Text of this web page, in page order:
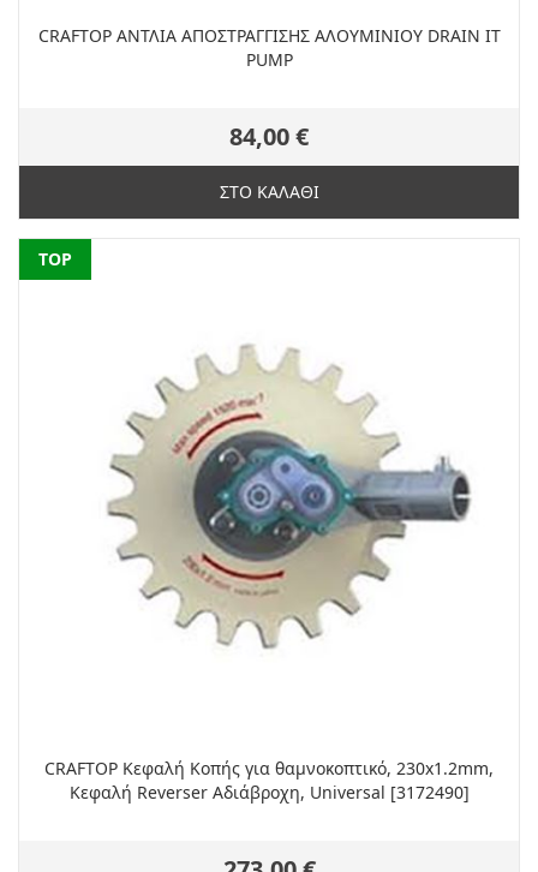
CRAFTOP ΑΝΤΛΙΑ ΑΠΟΣΤΡΑΓΓΙΣΗΣ ΑΛΟΥΜΙΝΙΟΥ DRAIN IT
PUMP
84,00 €
ΣΤΟ ΚΑΛΑΘΙ
NEW
TOP
CRAFTOP Κεφαλή Κοπής για θαμνοκοπτικό, 230x1.2mm,
Κεφαλή Reverser Αδιάβροχη, Universal [3172490]